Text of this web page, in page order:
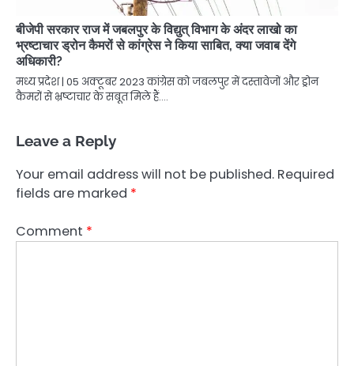
बीजेपी सरकार राज में जबलपुर के विद्युत् विभाग के अंदर लाखो का
भ्रष्टाचार ड्रोन कैमरों से कांग्रेस ने किया साबित, क्या जवाब देंगे
अधिकारी?
मध्य प्रदेश | 05 अक्टूबर 2023 कांग्रेस को जबलपुर में दस्तावेजों और ड्रोन
कैमरों से भ्रष्टाचार के सबूत मिले हैं.…
Leave a Reply
Your email address will not be published. Required
fields are marked *
Comment *